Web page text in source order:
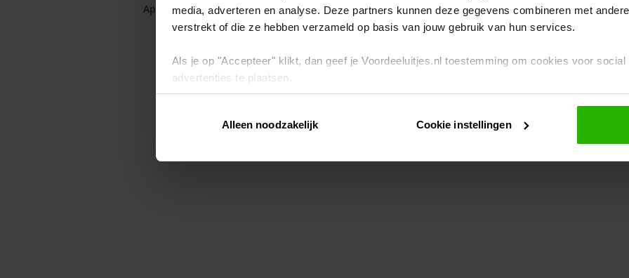
media, adverteren en analyse. Deze partners kunnen deze gegevens combineren met
verstrekt of die ze hebben verzameld op basis van jouw gebruik van hun services.
Als je op "Accepteer" klikt, dan geef je Voordeeluitjes.nl toestemming om cookies voor
advertenties te plaatsen.
Via "Cookie instellingen" kun je ook zelf instellen welke cookies worden geplaatst. Je kunt je
intrekken op onscookiebeleid.
Alleen noodzakelijk Cookie instellingen
Application error: a client-side exception has occurred while loadingwww.voordeeluitjes.nl (see the